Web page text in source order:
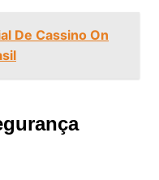
De Cassino On